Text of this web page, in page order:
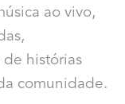
ao vivo,
de histórias
comunidade.